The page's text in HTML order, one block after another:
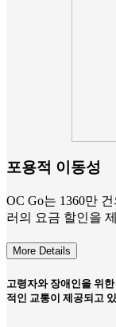
포용적 이동성
OC Go는 1360만
러의 요금 할인을
More Details
고령자와 장애인을 위
적인 교통이 제공되고